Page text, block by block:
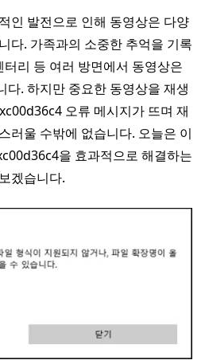
인 발전으로 인해 동영상은 다양
다. 가족과의 소중한 추억을 기록
리 등 여러 방면에서 동영상은
다. 하지만 중요한 동영상을 재생
오류 메시지가 뜨며 재
러울 수밖에 없습니다. 오늘은 이
을 효과적으로 해결하는
겠습니다.